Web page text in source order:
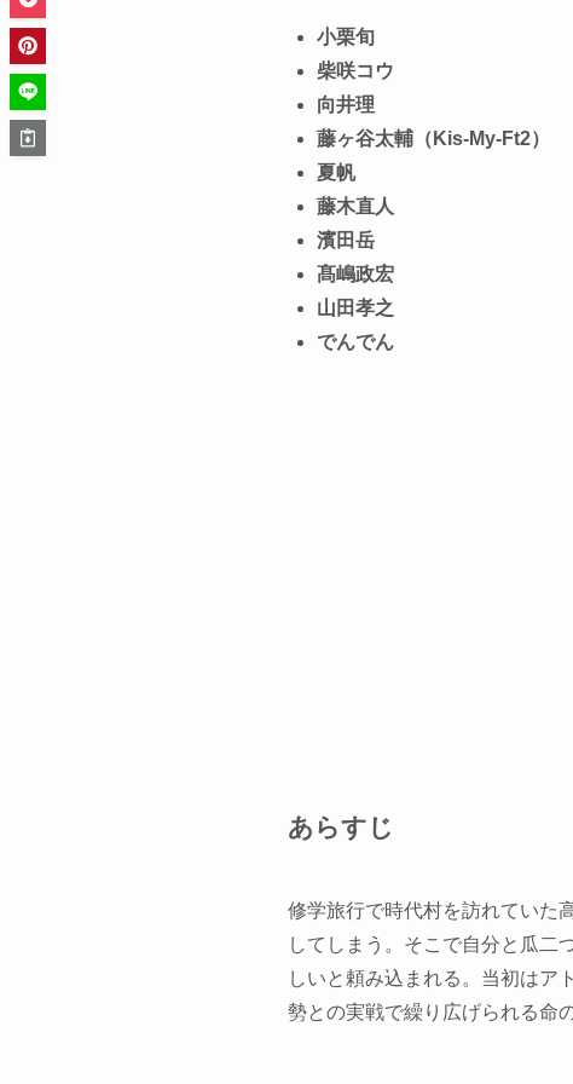
小栗旬
柴咲コウ
向井理
藤ヶ谷太輔（Kis-My-Ft2）
夏帆
藤木直人
濱田岳
髙嶋政宏
山田孝之
でんでん
あらすじ
修学旅行で時代村を訪れていた
してしまう。そこで自分と瓜二
しいと頼み込まれる。当初はア
勢との実戦で繰り広げられる命